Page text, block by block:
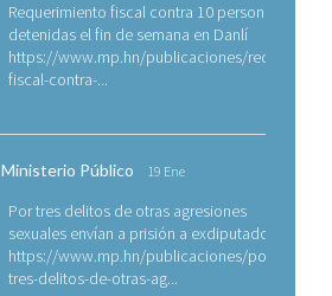
Requerimiento fiscal contra 10 personas
detenidas el fin de semana en Danlí
https://www.mp.hn/publicaciones/
fiscal-contra-...
Ministerio Público 19 Ene
Por tres delitos de otras agresiones
sexuales envían a prisión a exdiputado
https://www.mp.hn/publicaciones/por-
tres-delitos-de-otras-ag...